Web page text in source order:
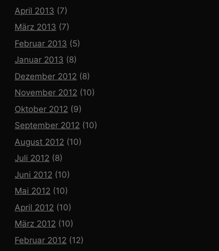
April 2013 (7)
März 2013 (7)
Februar 2013 (5)
Januar 2013 (8)
Dezember 2012 (8)
November 2012 (10)
Oktober 2012 (9)
September 2012 (10)
August 2012 (10)
Juli 2012 (8)
Juni 2012 (10)
Mai 2012 (10)
April 2012 (10)
März 2012 (10)
Februar 2012 (12)